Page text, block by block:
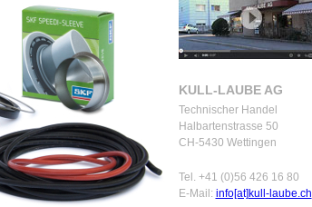
KULL-LAUBE AG
Technischer Handel
Halbartenstrasse 50
CH-5430 Wettingen
Tel. +41 (0)56 426 16 80
E-Mail: info[at]kull-laube.ch